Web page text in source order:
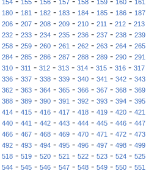
154 155 156 157 158 159 160 161
180- 181- 182- 183- 184- 185- 186- 187
206 - 207 - 208 - 209 - 210 - 211 - 212 - 213
232- 233- 234- 235- 236- 237- 238- 239
258- 259- 260- 261- 262- 263- 264- 265
284- 285- 286- 287- 288- 289- 290- 291
310 - 311 - 312 - 313 - 314 - 315 - 316 - 317
336- 337- 338- 339- 340- 341- 342- 343
362- 363- 364- 365- 366- 367- 368- 369
388 - 389 - 390 - 391 - 392 - 393 - 394 - 395
414- 415- 416- 417- 418- 419- 420- 421
440- 441- 442- 443- 444- 445- 446- 447
466- 467- 468- 469- 470- 471- 472- 473
492 - 493 - 494 - 495 - 496 - 497 - 498 - 499
518- 519- 520- 521- 522- 523- 524- 525
544- 545- 546- 547- 548- 549- 550- 551